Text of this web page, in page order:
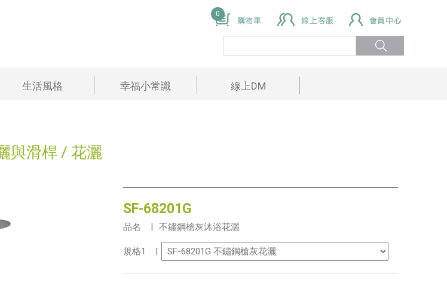
0
生活風格 幸福小常識 線上DM
與滑桿 / 花灑
SF-68201G
品名 | 不鏽鋼槍灰沐浴花灑
規格1 |